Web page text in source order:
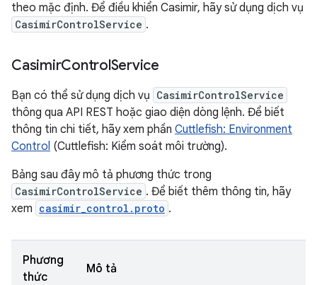
theo mặc định. Để điều khiển Casimir, hãy sử dụng dịch vụ
CasimirControlService .
CasimirControlService
Bạn có thể sử dụng dịch vụ CasimirControlService
thông qua API REST hoặc giao diện dòng lệnh. Để biết
thông tin chi tiết, hãy xem phần Cuttlefish: Environment
Control (Cuttlefish: Kiểm soát môi trường).
Bảng sau đây mô tả phương thức trong
CasimirControlService . Để biết thêm thông tin, hãy
xem casimir_control.proto .
Phương
thức
Mô tả